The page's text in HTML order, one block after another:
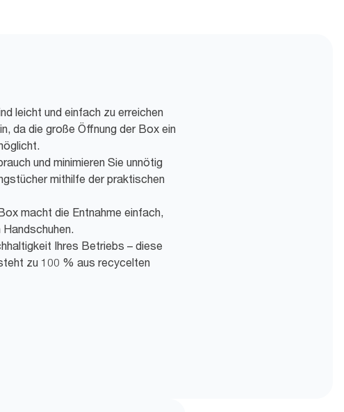
leicht und einfach zu erreichen
da die große Öffnung der Box ein
und minimieren Sie unnötig
mithilfe der praktischen
macht die Entnahme einfach,
Ihres Betriebs – diese
zu 100 % aus recycelten